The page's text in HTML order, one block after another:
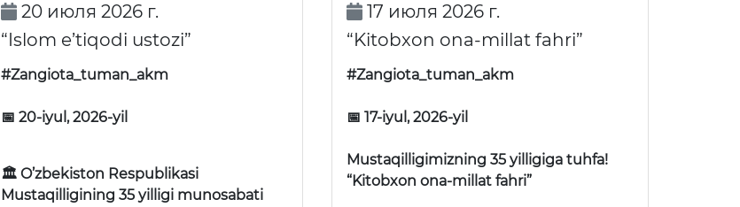
20 июля 2026 г.
“Islom e’tiqodi ustozi”
#Zangiota_tuman_akm
📅 20-iyul, 2026-yil
🏛 O’zbekiston Respublikasi
Mustaqilligining 35 yilligi munosabati
17 июля 2026 г.
“Kitobxon ona-millat fahri”
#Zangiota_tuman_akm
📅 17-iyul, 2026-yil
Mustaqilligimizning 35 yilligiga tuhfa!
“Kitobxon ona-millat fahri”